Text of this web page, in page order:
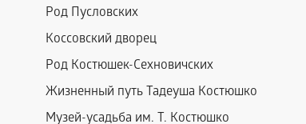
Род Пусловских
Коссовский дворец
Род Костюшек-Сехновичских
Жизненный путь Тадеуша Костюшко
Музей-усадьба им. Т. Костюшко